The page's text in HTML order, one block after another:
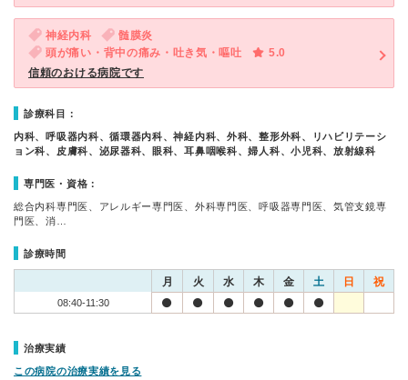
神経内科
髄膜炎
頭が痛い・背中の痛み・吐き気・嘔吐
5.0
信頼のおける病院です
診療科目：
内科、呼吸器内科、循環器内科、神経内科、外科、整形外科、リハビリテーシ
ョン科、皮膚科、泌尿器科、眼科、耳鼻咽喉科、婦人科、小児科、放射線科
専門医・資格：
総合内科専門医、アレルギー専門医、外科専門医、呼吸器専門医、気管支鏡専
門医、消…
診療時間
月 火 水 木 金 土 日 祝
08:40-11:30
治療実績
この病院の治療実績を見る